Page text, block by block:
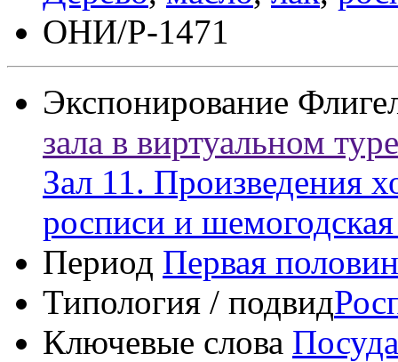
ОНИ/Р-1471
Экспонирование
зала в виртуальном туре
Зал 11. Произведения
росписи и
Период Первая
Типология / подвид
Ключевые слова Посуда